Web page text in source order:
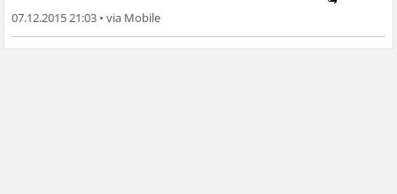
07.12.2015 21:03 •